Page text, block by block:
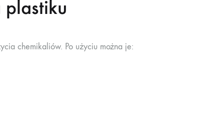
chemikaliów. Po użyciu można je: